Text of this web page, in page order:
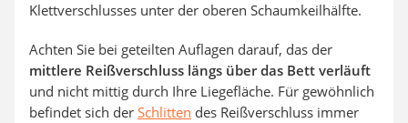
Klettverschlusses unter der oberen Schaumkeilhälfte.
Achten Sie bei geteilten Auflagen darauf, das der
mittlere Reißverschluss längs über das Bett verläuft
und nicht mittig durch Ihre Liegefläche. Für gewöhnlich
befindet sich der Schlitten des Reißverschluss immer